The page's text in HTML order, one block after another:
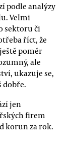
podle analýzy
Velmi
sektoru či
říct, že
poměr
ale
ukazuje se,
dobře.
jen
firem
korun za rok.